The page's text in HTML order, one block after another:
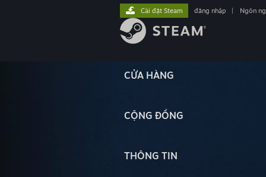
CỬA HÀNG
CỘNG ĐỒNG
THÔNG TIN
Cài đặt Steam đăng nhập Ngôn